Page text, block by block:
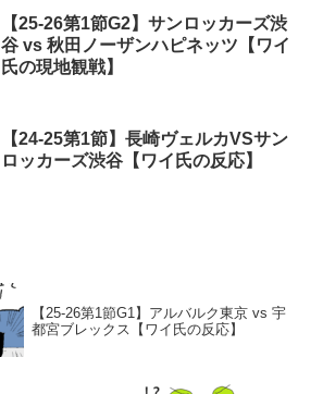
【25-26第1節G2】サンロッカーズ渋
谷 vs 秋田ノーザンハピネッツ【ワイ
氏の現地観戦】
【24-25第1節】長崎ヴェルカVSサン
ロッカーズ渋谷【ワイ氏の反応】
【25-26第1節G1】アルバルク東京 vs 宇
都宮ブレックス【ワイ氏の反応】